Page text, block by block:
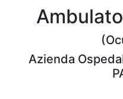
Azienda